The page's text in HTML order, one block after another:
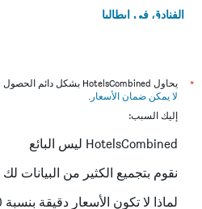
الفنادق في إيطاليا
*
يحاول HotelsCombined بشكل دائم الحصول على الأسعار الدقيقة، ولكن
لا يمكن ضمان الأسعار .
إليك السبب:
HotelsCombined ليس البائع
نقوم بتجميع الكثير من البيانات لك
لماذا لا تكون الأسعار دقيقة بنسبة 100٪؟